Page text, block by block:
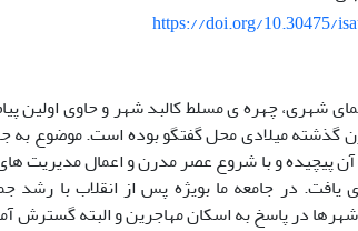
https://doi.org/10.30475/
شهری، چهره ی مسلط کالبد شهر و حاوی اولین
گذشته میلادی محل گفتگو بوده است. موضوع به
پیچیده و با شروع عصر مدرن و اعمال مدیریت
یافت. در جامعه ما بویژه پس از انقلاب با
در پاسخ به اسکان مهاجرین و البته گسترش